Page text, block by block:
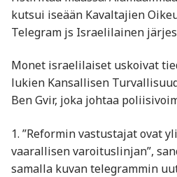
kutsui iseään Kavaltajien
Telegram js Israelilainen
Monet israelilaiset uskoivat
lukien Kansallisen
Ben Gvir, joka johtaa
1. ”Reformin vastustajat ovat
vaarallisen varoituslinjan”,
samalla kuvan telegrammin